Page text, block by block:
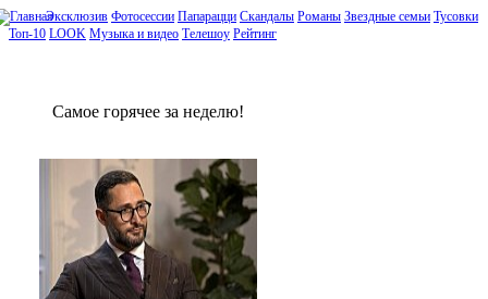
Эксклюзив Фотосессии Папарацци Скандалы Романы Звездные семьи Тусовки
Топ-10 LOOK Музыка и видео Телешоу Рейтинг
Сaмое гoрячее за неделю!